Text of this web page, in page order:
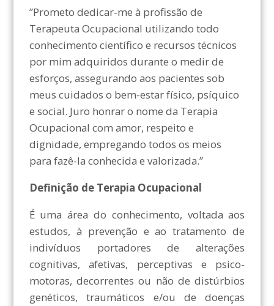
⁠”Prometo dedicar-me à profissão de
Terapeuta Ocupacional utilizando todo
conhecimento científico e recursos técnicos
por mim adquiridos durante o medir de
esforços, assegurando aos pacientes sob
meus cuidados o bem-estar físico, psíquico
e social. Juro honrar o nome da Terapia
Ocupacional com amor, respeito e
dignidade, empregando todos os meios
para fazê-la conhecida e valorizada.”
Definição de Terapia Ocupacional
É uma área do conhecimento, voltada aos
estudos, à prevenção e ao tratamento de
indivíduos portadores de alterações
cognitivas, afetivas, perceptivas e psico-
motoras, decorrentes ou não de distúrbios
genéticos, traumáticos e/ou de doenças